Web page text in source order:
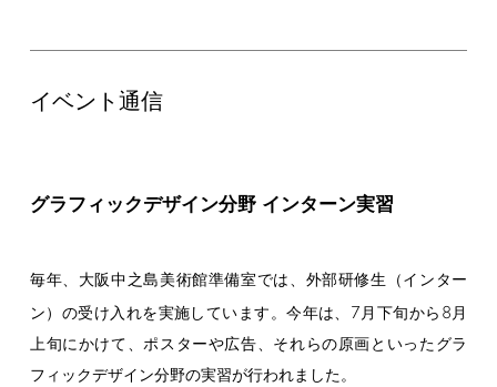
イベント通信
グラフィックデザイン分野 インターン実習
毎年、大阪中之島美術館準備室では、外部研修生（インター
ン）の受け入れを実施しています。今年は、 7月下旬から 8月
上旬にかけて、ポスターや広告、それらの原画といったグラ
フィックデザイン分野の実習が行われました。